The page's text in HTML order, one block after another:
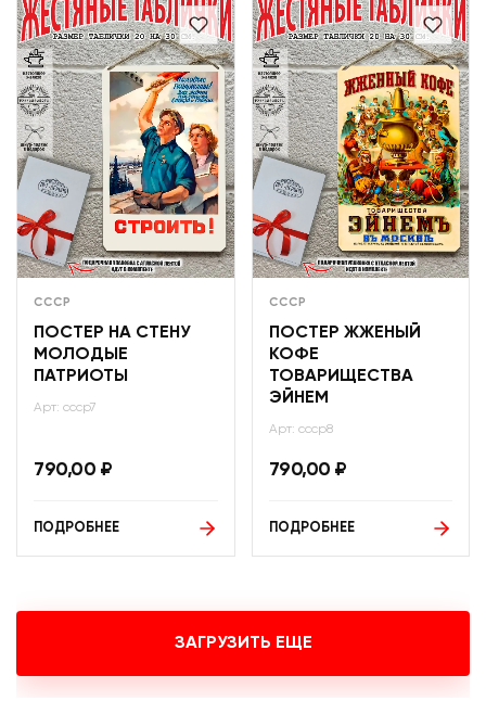
СССР
ПОСТЕР НА СТЕНУ
МОЛОДЫЕ
ПАТРИОТЫ
Арт: ссср7
790,00 ₽
ПОДРОБНЕЕ
СССР
ПОСТЕР ЖЖЕНЫЙ
КОФЕ
ТОВАРИЩЕСТВА
ЭЙНЕМ
Арт: ссср8
790,00 ₽
ПОДРОБНЕЕ
ЗАГРУЗИТЬ ЕЩЕ